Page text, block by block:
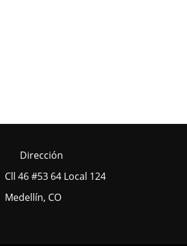
Dirección
Cll 46 #53 64 Local 124
Medellín, CO